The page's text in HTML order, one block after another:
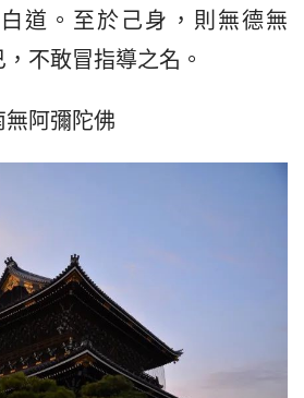
道。至於己身，則無德無
不敢冒指導之名。
阿彌陀佛